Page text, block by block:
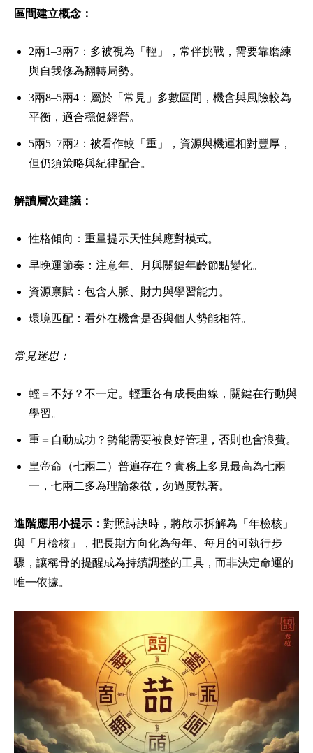
區間建立概念：
2兩1–3兩7：多被視為「輕」，常伴挑戰，需要靠磨練
與自我修為翻轉局勢。
3兩8–5兩4：屬於「常見」多數區間，機會與風險較為
平衡，適合穩健經營。
5兩5–7兩2：被看作較「重」，資源與機運相對豐厚，
但仍須策略與紀律配合。
解讀層次建議：
性格傾向：重量提示天性與應對模式。
早晚運節奏：注意年、月與關鍵年齡節點變化。
資源禀賦：包含人脈、財力與學習能力。
環境匹配：看外在機會是否與個人勢能相符。
常見迷思：
輕＝不好？不一定。輕重各有成長曲線，關鍵在行動與
學習。
重＝自動成功？勢能需要被良好管理，否則也會浪費。
皇帝命（七兩二）普遍存在？實務上多見最高為七兩
一，七兩二多為理論象徵，勿過度執著。
進階應用小提示： 對照詩訣時，將啟示拆解為「年檢核」
與「月檢核」，把長期方向化為每年、每月的可執行步
驟，讓稱骨的提醒成為持續調整的工具，而非決定命運的
唯一依據。